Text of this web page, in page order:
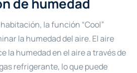
la función “Cool”
la humedad del aire. El aire
la humedad en el aire a través de
refrigerante, lo que puede